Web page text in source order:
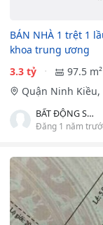
BÁN NHÀ 1 trệt 1
khoa trung ương
3.3 tỷ
97.5 m²
Quận Ninh Kiều,
BẤT ĐỘNG SẢN PHƯỚC DUYÊN
Đăng 1 năm